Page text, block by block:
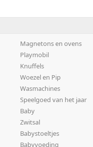
Magnetons en ovens
Playmobil
Knuffels
Woezel en Pip
Wasmachines
Speelgoed van het jaar
Baby
Zwitsal
Babystoeltjes
Babyvoeding